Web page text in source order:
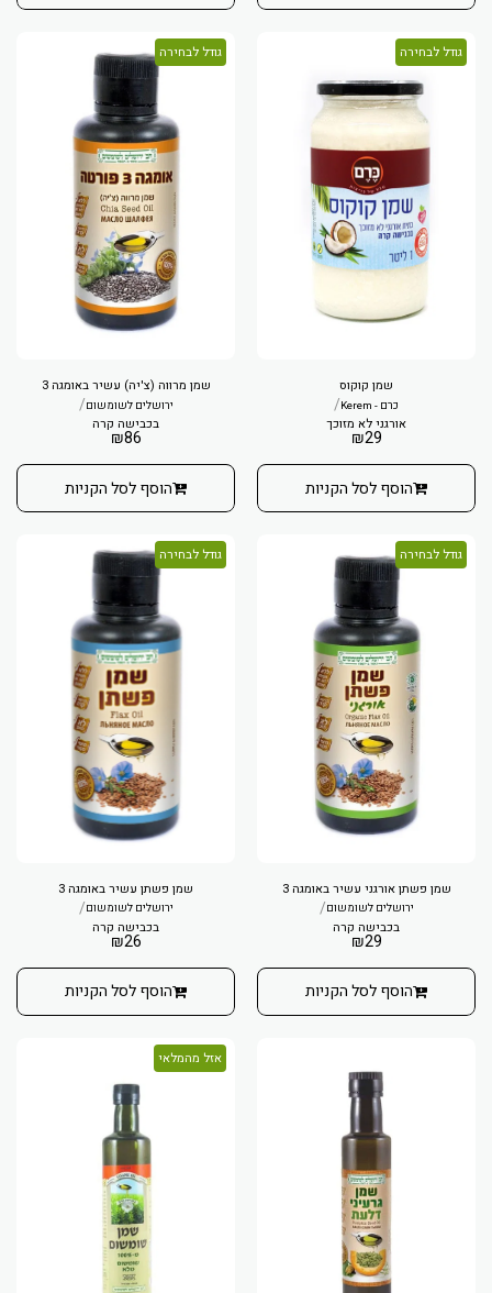
גודל לבחירה
שמן קוקוס
כרם - Kerem /
אורגני לא מזוכך
₪29
הוסף לסל הקניות
גודל לבחירה
שמן מרווה (צ'יה) עשיר באומגה 3
ירושלים לשומשום/
בכבישה קרה
₪86
הוסף לסל הקניות
גודל לבחירה
שמן פשתן אורגני עשיר באומגה 3
ירושלים לשומשום/
בכבישה קרה
₪29
הוסף לסל הקניות
גודל לבחירה
שמן פשתן עשיר באומגה 3
ירושלים לשומשום/
בכבישה קרה
₪26
הוסף לסל הקניות
אזל מהמלאי